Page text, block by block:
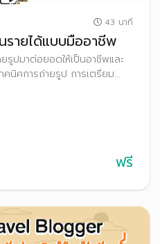
43 นาที
รายได้แบบมืออาชีพ
ยรูปมาต่อยอดให้เป็นอาชีพและ
นิคการถ่ายรูป การเตรียม
สำหรับอาชีพฟรีแลนซ์
ฟรี